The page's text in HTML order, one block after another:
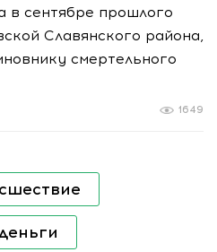
в сентябре прошлого
Славянского района,
смертельного
1649